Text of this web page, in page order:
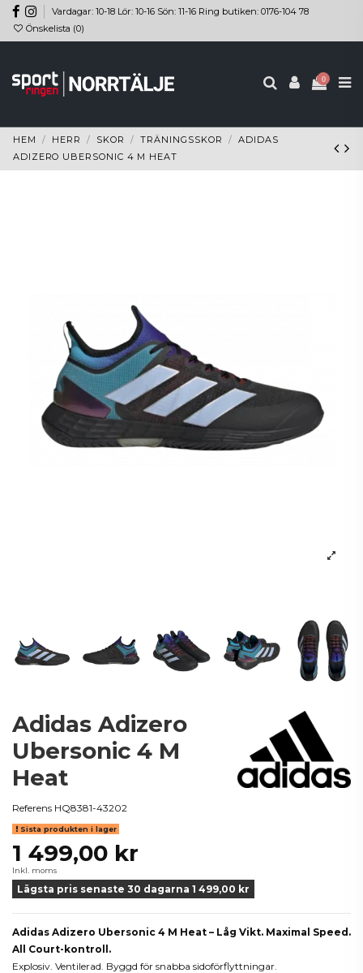
Vardagar: 10-18 Lör: 10-16 Sön: 11-16 Ring butiken: 0176-104 78
Önskelista (0)
0
HEM HERR SKOR TRÄNINGSSKOR
ADIDAS
ADIZERO UBERSONIC 4 M HEAT
Adidas Adizero
Ubersonic 4 M
Heat
Referens HQ8381-43202
Sista produkten i lager
1 499,00 kr
Inkl. moms
Lägsta pris senaste 30 dagarna 1 499,00 kr
Adidas Adizero Ubersonic 4 M Heat – Låg Vikt. Maximal Speed.
All Court-kontroll.
Explosiv. Ventilerad. Byggd för snabba sidoförflyttningar.